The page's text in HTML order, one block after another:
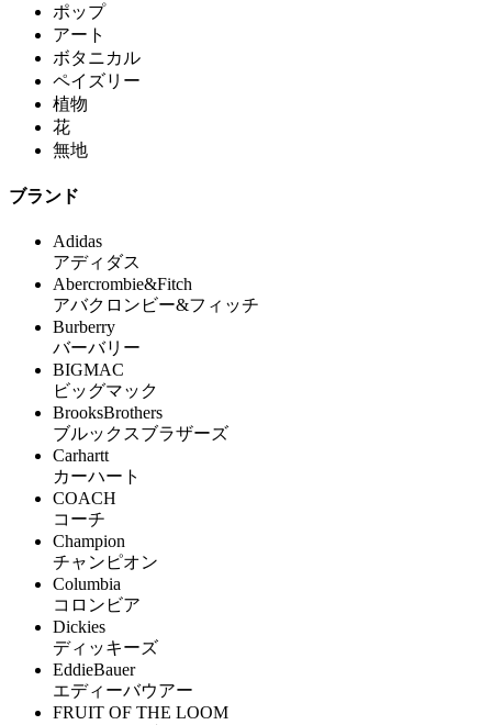
ポップ
アート
ボタニカル
ペイズリー
植物
花
無地
ブランド
Adidas
アディダス
Abercrombie&Fitch
アバクロンビー&フィッチ
Burberry
バーバリー
BIGMAC
ビッグマック
BrooksBrothers
ブルックスブラザーズ
Carhartt
カーハート
COACH
コーチ
Champion
チャンピオン
Columbia
コロンビア
Dickies
ディッキーズ
EddieBauer
エディーバウアー
FRUIT OF THE LOOM